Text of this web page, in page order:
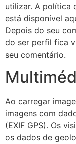
utilizar. A política
está disponível
Depois do seu
do ser perfil fica
seu comentário.
Ao carregar
imagens com
(EXIF GPS). Os
os dados de